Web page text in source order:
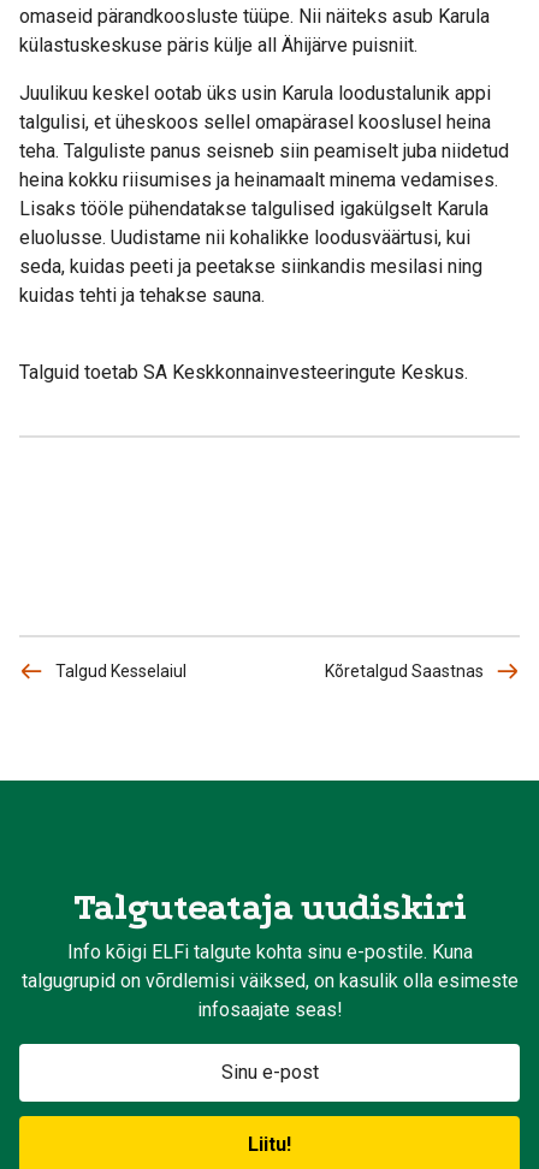
omaseid pärandkoosluste tüüpe. Nii näiteks asub Karula
külastuskeskuse päris külje all Ähijärve puisniit.
Juulikuu keskel ootab üks usin Karula loodustalunik appi
talgulisi, et üheskoos sellel omapärasel kooslusel heina
teha. Talguliste panus seisneb siin peamiselt juba niidetud
heina kokku riisumises ja heinamaalt minema vedamises.
Lisaks tööle pühendatakse talgulised igakülgselt Karula
eluolusse. Uudistame nii kohalikke loodusväärtusi, kui
seda, kuidas peeti ja peetakse siinkandis mesilasi ning
kuidas tehti ja tehakse sauna.
Talguid toetab SA Keskkonnainvesteeringute Keskus.
Talgud Kesselaiul Kõretalgud Saastnas
Talguteataja uudiskiri
Info kõigi ELFi talgute kohta sinu e-postile. Kuna
talgugrupid on võrdlemisi väiksed, on kasulik olla esimeste
infosaajate seas!